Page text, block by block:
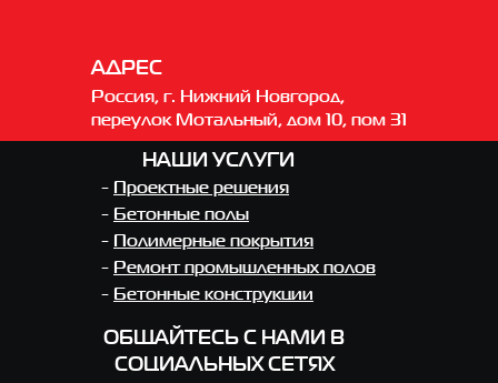
АДРЕС
Россия, г. Нижний Новгород,
переулок Мотальный, дом 10, пом 31
- Проектные решения
- Бетонные полы
- Полимерные покрытия
- Ремонт промышленных полов
- Бетонные конструкции
НАШИ УСЛУГИ
ОБЩАЙТЕСЬ С НАМИ В
СОЦИАЛЬНЫХ СЕТЯХ